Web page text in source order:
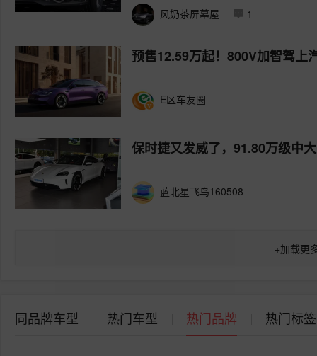
风奶茶屏幕屋 1
预售12.59万起！800V加智驾上
E区车友圈
保时捷又发威了，91.80万级中
蓝北星飞鸟160508
+加载更
同品牌车型 热门车型 热门品牌 热门标签